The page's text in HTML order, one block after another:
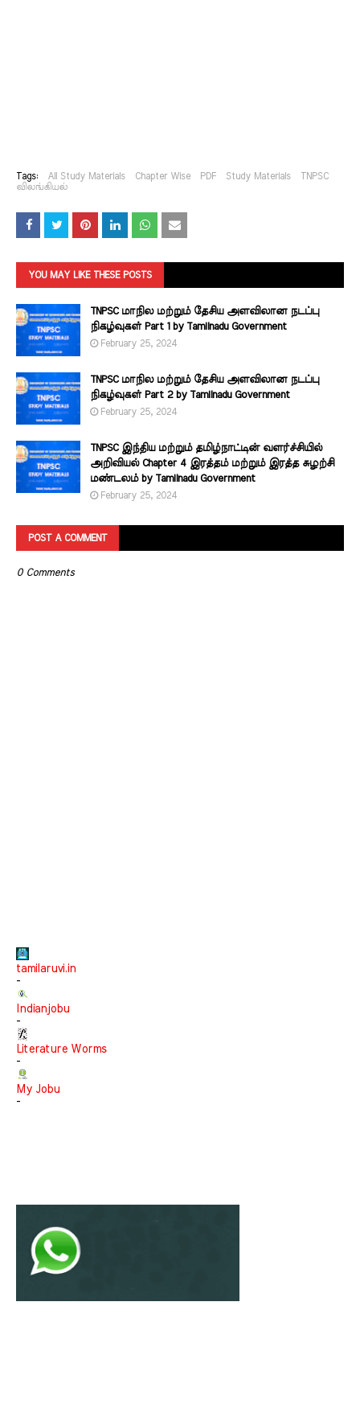
Tags: All Study Materials Chapter Wise PDF Study Materials
TNPSC
விலங்கியல்
YOU MAY LIKE THESE POSTS
TNPSC மாநில மற்றும் தேசிய அளவிலான நடப்பு
நிகழ்வுகள் Part 1 by Tamilnadu Government
February 25, 2024
TNPSC மாநில மற்றும் தேசிய அளவிலான நடப்பு
நிகழ்வுகள் Part 2 by Tamilnadu Government
February 25, 2024
TNPSC இந்திய மற்றும் தமிழ்நாட்டின் வளர்ச்சியில்
அறிவியல் Chapter 4 இரத்தம் மற்றும் இரத்த சுழற்சி
மண்டலம் by Tamilnadu Government
February 25, 2024
POST A COMMENT
0 Comments
tamilaruvi.in
-
Indianjobu
-
Literature Worms
-
My Jobu
-